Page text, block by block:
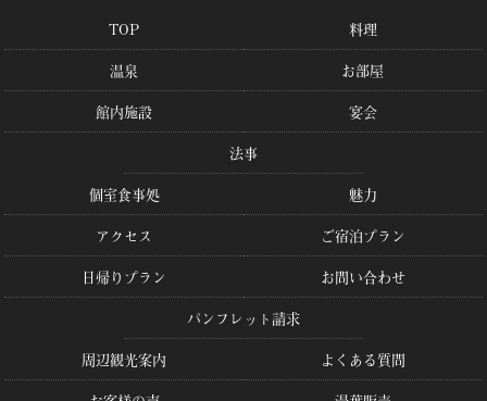
TOP
料理
温泉
お部屋
館内施設
宴会
法事
個室食事処
魅力
アクセス
ご宿泊プラン
日帰りプラン
お問い合わせ
パンフレット請求
周辺観光案内
よくある質問